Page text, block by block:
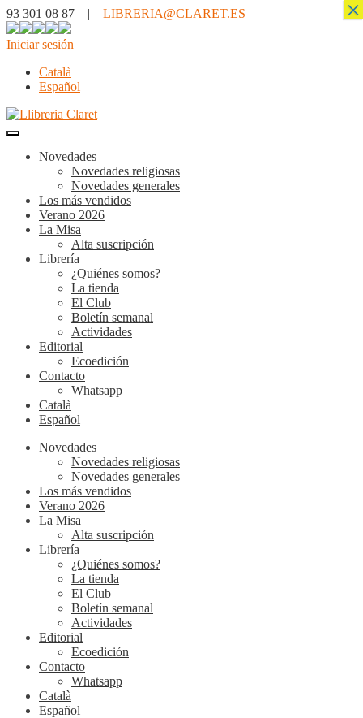
93 301 08 87 | LIBRERIA@CLARET.ES
Iniciar sesión
Català
Español
Novedades
Novedades religiosas
Novedades generales
Los más vendidos
Verano 2026
La Misa
Alta suscripción
Librería
¿Quiénes somos?
La tienda
El Club
Boletín semanal
Actividades
Editorial
Ecoedición
Contacto
Whatsapp
Català
Español
Novedades
Novedades religiosas
Novedades generales
Los más vendidos
Verano 2026
La Misa
Alta suscripción
Librería
¿Quiénes somos?
La tienda
El Club
Boletín semanal
Actividades
Editorial
Ecoedición
Contacto
Whatsapp
Català
Español
×